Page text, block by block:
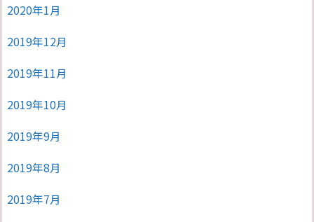
2020年1月
2019年12月
2019年11月
2019年10月
2019年9月
2019年8月
2019年7月